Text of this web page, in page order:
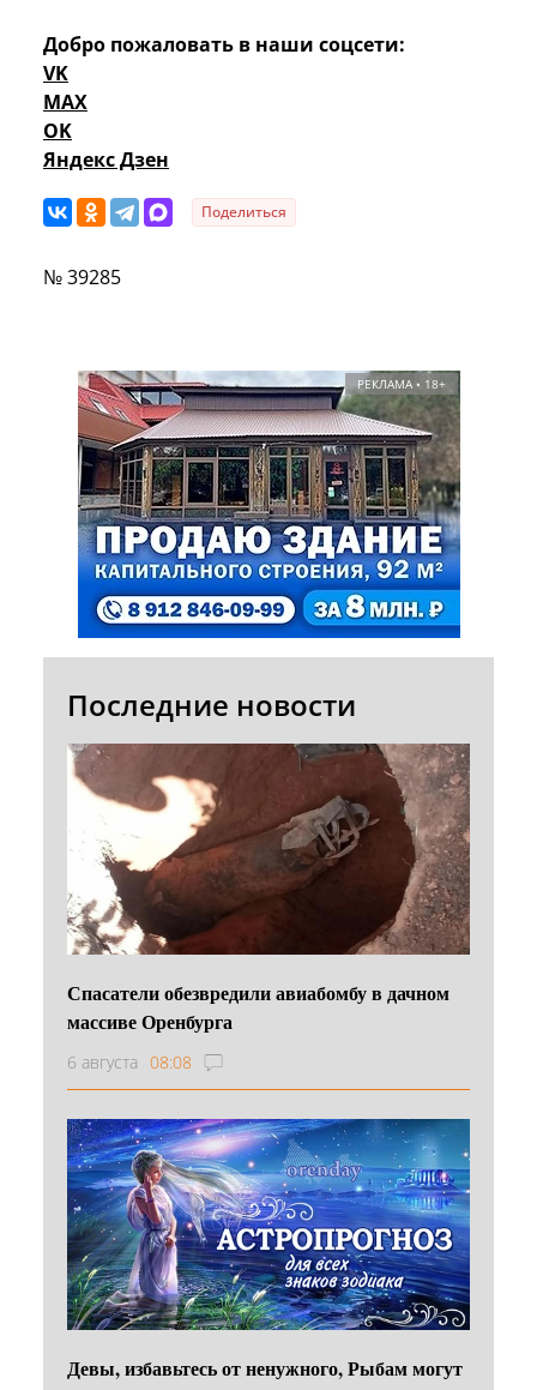
Добро пожаловать в наши соцсети:
VK
MAX
OK
Яндекс Дзен
Поделиться
№ 39285
РЕКЛАМА • 18+
Последние новости
Спасатели обезвредили авиабомбу в дачном
массиве Оренбурга
6 августа 08:08
Девы, избавьтесь от ненужного, Рыбам могут